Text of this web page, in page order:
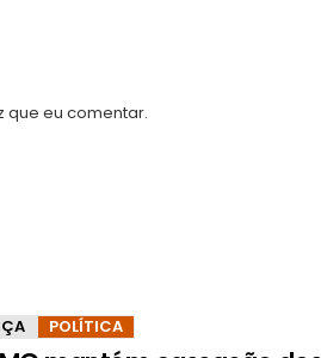
que eu comentar.
POLÍTICA